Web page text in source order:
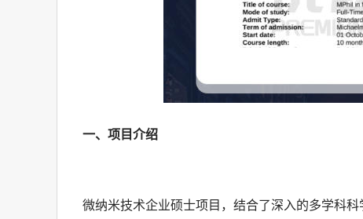
一、项目介绍
微纳米技术企业硕士项目，结合了深入的多学科